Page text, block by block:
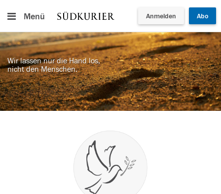
Menü Anmelden Abo
Wir lassen nur die Hand los,
nicht den Menschen.